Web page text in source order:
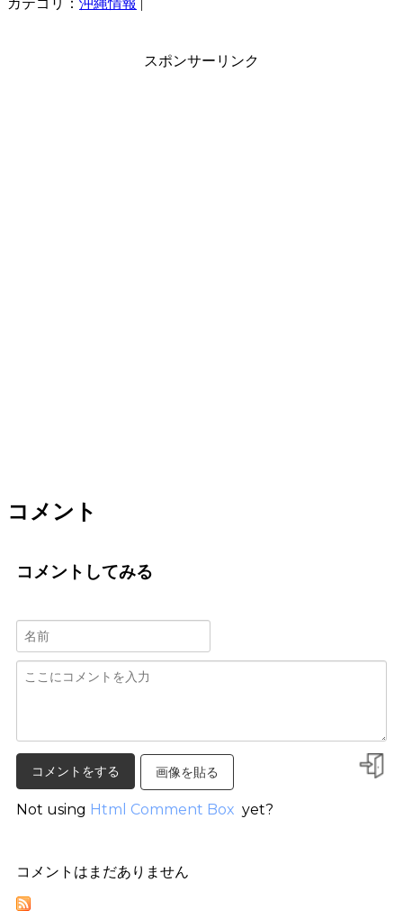
スポンサーリンク
コメント
コメントしてみる
画像を貼る
Not using Html Comment Box yet?
コメントはまだありません